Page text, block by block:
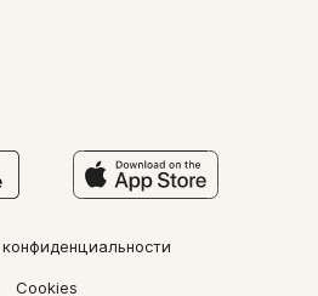
Cookies